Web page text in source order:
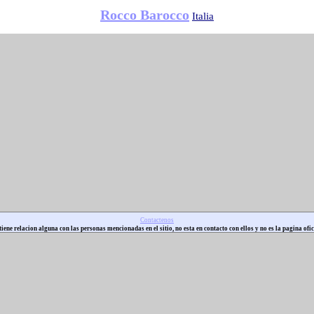
Rocco Barocco Italia
Contactenos
relacion alguna con las personas mencionadas en el sitio, no esta en contacto con ellos y no es la pagina